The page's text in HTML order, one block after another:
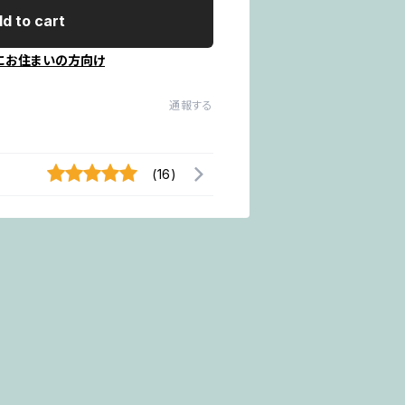
to cart
お住まいの方向け
通報する
(16)